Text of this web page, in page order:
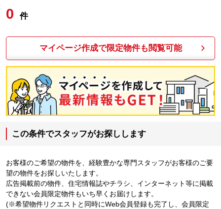
0 件
マイページ作成で限定物件も閲覧可能
この条件でスタッフがお探しします
お客様のご希望の物件を、経験豊かな専門スタッフがお客様のご要
望の物件をお探しいたします。
広告掲載前の物件、住宅情報誌やチラシ、インターネット等に掲載
できない会員限定物件もいち早くお届けします。
(※希望物件リクエストと同時にWeb会員登録も完了し、会員限定